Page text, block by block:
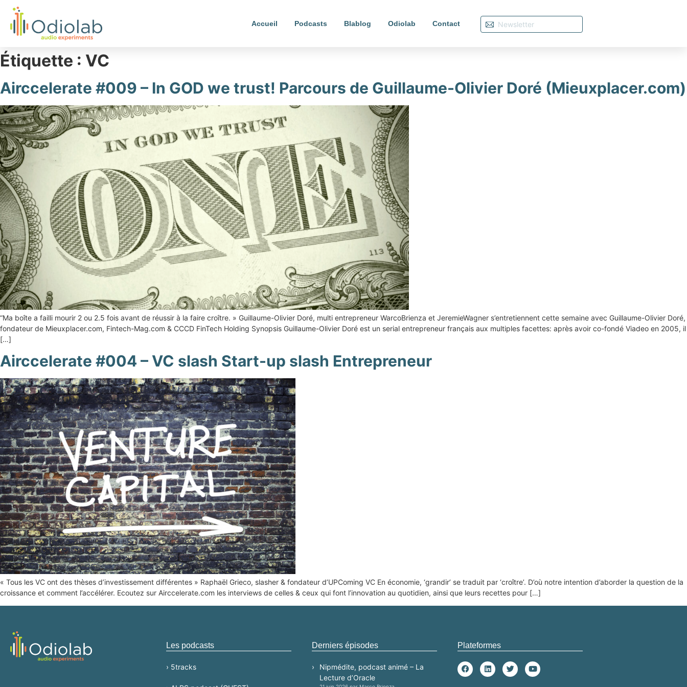
Accueil Podcasts Blablog Odiolab Contact
Étiquette : VC
Airccelerate #009 – In GOD we trust! Parcours de Guillaume-Olivier Doré (Mieuxplacer.com)
“Ma boîte a failli mourir 2 ou 2.5 fois avant de réussir à la faire croître. » Guillaume-Olivier Doré, multi entrepreneur WarcoBrienza et JeremieWagner s’entretiennent cette semaine avec Guillaume-Olivier Doré,
fondateur de Mieuxplacer.com, Fintech-Mag.com & CCCD FinTech Holding Synopsis Guillaume-Olivier Doré est un serial entrepreneur français aux multiples facettes: après avoir co-fondé Viadeo en 2005, il
[…]
Airccelerate #004 – VC slash Start-up slash Entrepreneur
« Tous les VC ont des thèses d’investissement différentes » Raphaël Grieco, slasher & fondateur d’UPComing VC En économie, ‘grandir’ se traduit par ‘croître’. D’où notre intention d’aborder la question de la
croissance et comment l’accélérer. Ecoutez sur Airccelerate.com les interviews de celles & ceux qui font l’innovation au quotidien, ainsi que leurs recettes pour […]
Les podcasts
› 5tracks
Derniers épisodes
Nipmédite, podcast animé – La
Lecture d’Oracle
Plateformes